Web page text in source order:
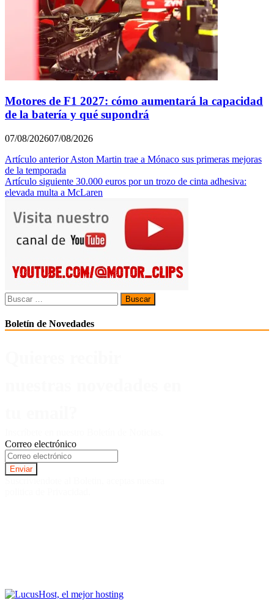
Motores de F1 2027: cómo aumentará la capacidad
de la batería y qué supondrá
07/08/202607/08/2026
Navegación
de
entradas
Artículo anterior Aston Martin trae a Mónaco sus primeras mejoras
de la temporada
Artículo siguiente 30.000 euros por un trozo de cinta adhesiva:
elevada multa a McLaren
Buscar:
Boletín de Novedades
Correo electrónico